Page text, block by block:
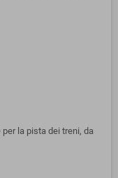
per la pista dei treni, da